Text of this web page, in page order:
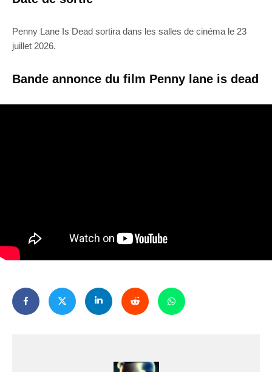
Penny Lane Is Dead sortira dans les salles de cinéma le 23
juillet 2026.
Bande annonce du film Penny lane is dead